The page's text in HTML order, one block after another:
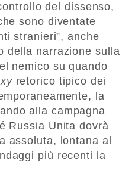
del dissenso,
sono diventate
stranieri”, anche
della narrazione sulla
nemico su quando
retorico tipico dei
la
alla campagna
Russia Unita dovrà
assoluta, lontana al
più recenti la